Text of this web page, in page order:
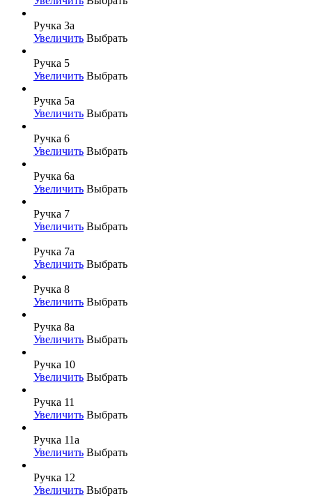
Ручка 3а
Увеличить Выбрать
Ручка 5
Увеличить Выбрать
Ручка 5а
Увеличить Выбрать
Ручка 6
Увеличить Выбрать
Ручка 6а
Увеличить Выбрать
Ручка 7
Увеличить Выбрать
Ручка 7а
Увеличить Выбрать
Ручка 8
Увеличить Выбрать
Ручка 8а
Увеличить Выбрать
Ручка 10
Увеличить Выбрать
Ручка 11
Увеличить Выбрать
Ручка 11а
Увеличить Выбрать
Ручка 12
Увеличить Выбрать